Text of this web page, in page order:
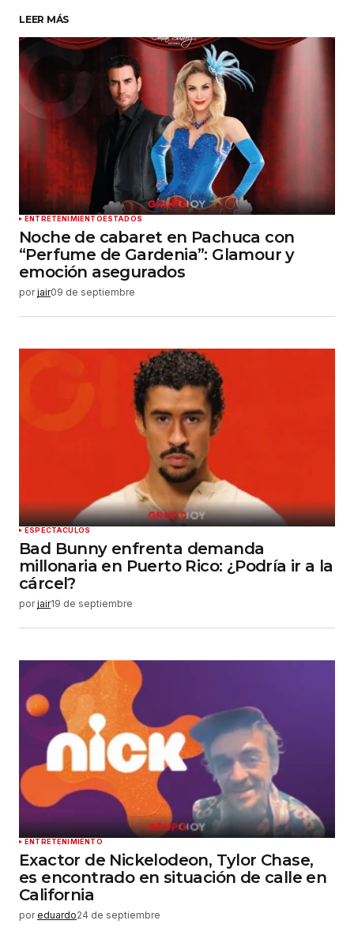
Su nombre*
Tu correo electrónico
Guardar mi nombre, correo electrónico y sitio
web en este navegador para la próxima vez que
haga un comentario.
Enviar comentario
LEER MÁS
ENTRETENIMIENTOESTADOS
Noche de cabaret en Pachuca con
“Perfume de Gardenia”: Glamour y
emoción asegurados
por jair09 de septiembre
ESPECTÁCULOS
Bad Bunny enfrenta demanda
millonaria en Puerto Rico: ¿Podría ir a la
cárcel?
por jair19 de septiembre
ENTRETENIMIENTO
Exactor de Nickelodeon, Tylor Chase,
es encontrado en situación de calle en
California
por eduardo24 de septiembre